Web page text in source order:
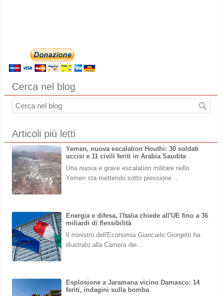
Cerca nel blog
Articoli più letti
Yemen, nuova escalation Houthi: 30 soldati
uccisi e 11 civili feriti in Arabia Saudita
Una nuova e grave escalation militare nello
Yemen sta mettendo sotto pressione…
Energia e difesa, l'Italia chiede all'UE fino a 36
miliardi di flessibilità
Il ministro dell'Economia Giancarlo Giorgetti ha
illustrato alla Camera dei…
Esplosione a Jaramana vicino Damasco: 14
feriti, indagini sulla bomba